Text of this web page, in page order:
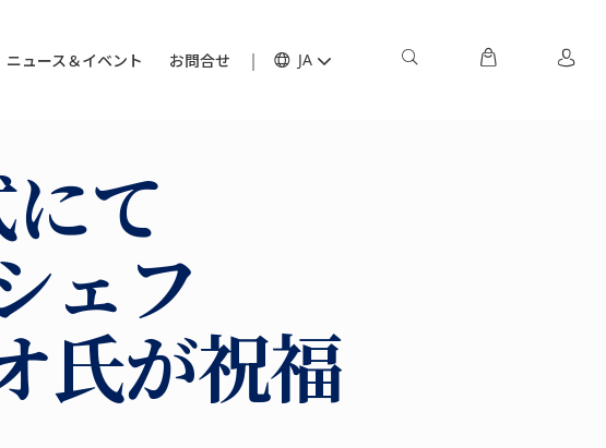
ニュース＆イベント お問合せ JA
て
ェフ
氏が祝福